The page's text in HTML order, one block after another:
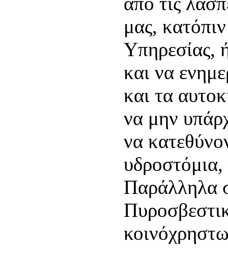
μας,
Υπηρεσίας,
και να
και τα
να μην
να
υδροστόμια,
Παράλληλα